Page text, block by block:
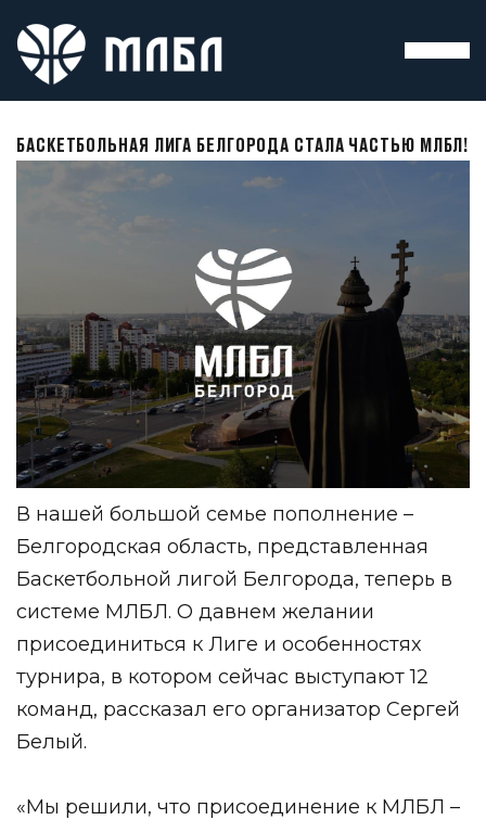
БАСКЕТБОЛЬНАЯ ЛИГА БЕЛГОРОДА СТАЛА ЧАСТЬЮ МЛБЛ!
В нашей большой семье пополнение –
Белгородская область, представленная
Баскетбольной лигой Белгорода, теперь в
системе МЛБЛ. О давнем желании
присоединиться к Лиге и особенностях
турнира, в котором сейчас выступают 12
команд, рассказал его организатор Сергей
Белый.
«Мы решили, что присоединение к МЛБЛ –